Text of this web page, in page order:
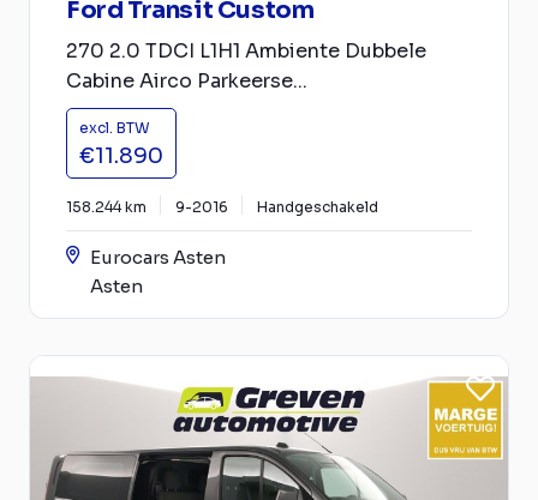
Ford Transit Custom
270 2.0 TDCI L1H1 Ambiente Dubbele
Cabine Airco Parkeerse...
excl. BTW
€11.890
158.244 km 9-2016 Handgeschakeld
Eurocars Asten
Asten